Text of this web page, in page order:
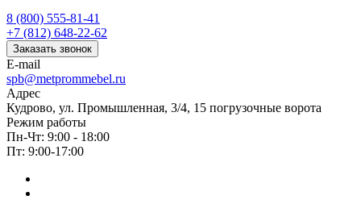
8 (800) 555-81-41
+7 (812) 648-22-62
Заказать звонок
E-mail
spb@metprommebel.ru
Адрес
Кудрово, ул. Промышленная, 3/4, 15 погрузочные ворота
Режим работы
Пн-Чт: 9:00 - 18:00
Пт: 9:00-17:00